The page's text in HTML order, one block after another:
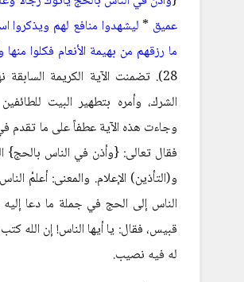
عميق * ليشهدوا منافع لهم ويذكروا
ما رزقهم من بهيمة الأنعام فكلوا منها
28). تضمنت الآية الكريمة السابقة نهيَ
الشرك، وأمره بتطهير البيت
وجاءت هذه الآية عطفاً على ما تقدم
فقال تعالى: {وأذن في الناس بالحج}
و(التأذين) الإعلام. والمعنى: أعلمْ
الناس إلى الحج في جملة ما دعا
قبيس، فقال: يا أيها الناس! إن الله
له فيه نصيب.